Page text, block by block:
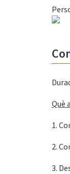
Què
1.
2.
3.